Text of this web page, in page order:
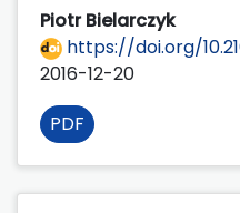
Piotr Bielarczyk
https://doi.org/
2016-12-20
PDF